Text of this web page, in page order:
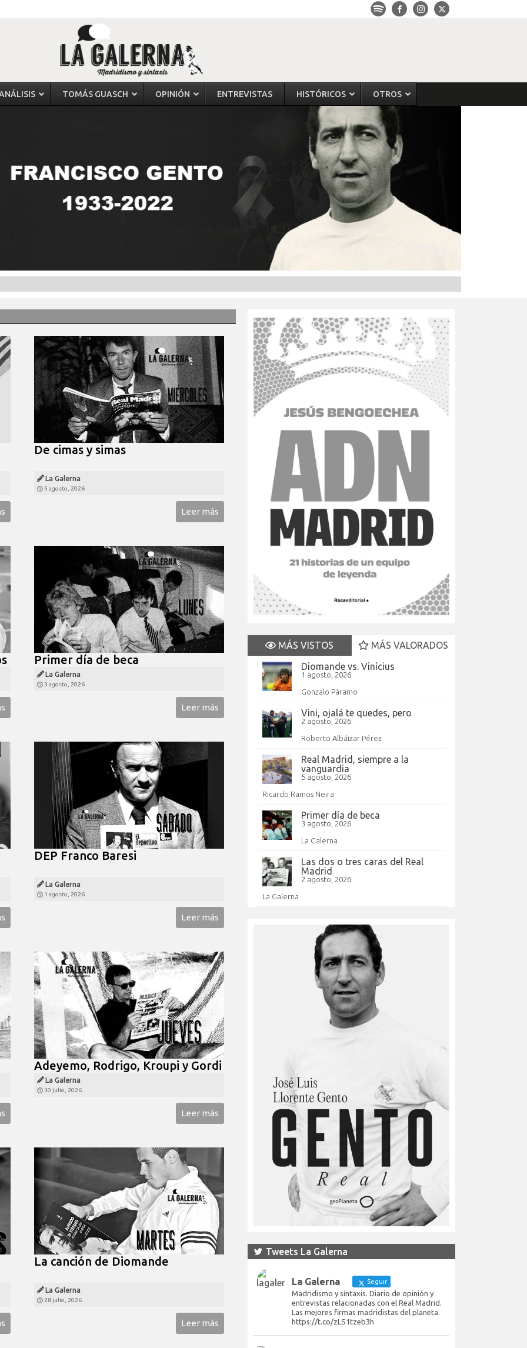
TOMÁS GUASCH OPINIÓN ENTREVISTAS HISTÓRICOS OTROS
De cimas y simas
La Galerna
5 agosto, 2026
Leer más
Primer día de beca
La Galerna
3 agosto, 2026
Leer más
DEP Franco Baresi
La Galerna
1 agosto, 2026
Leer más
Adeyemo, Rodrigo, Kroupi y Gordi
La Galerna
30 julio, 2026
Leer más
La canción de Diomande
La Galerna
28 julio, 2026
Leer más
MÁS VISTOS
MÁS VALORADOS
Diomande vs. Vinícius
1 agosto, 2026
Gonzalo Páramo
Vini, ojalá te quedes, pero
2 agosto, 2026
Roberto Albáizar Pérez
Real Madrid, siempre a la
vanguardia
5 agosto, 2026
Ricardo Ramos Neira
Primer día de beca
3 agosto, 2026
La Galerna
Las dos o tres caras del Real
Madrid
2 agosto, 2026
La Galerna
Tweets La Galerna
La Galerna Seguir
Madridismo y sintaxis. Diario de opinión y
entrevistas relacionadas con el Real Madrid.
Las mejores firmas madridistas del planeta.
https://t.co/zLS1tzeb3h